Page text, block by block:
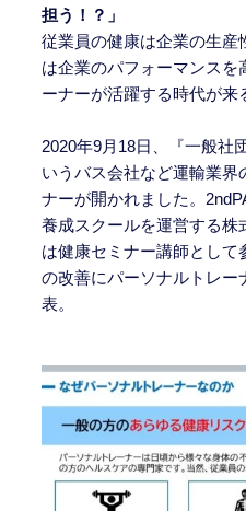
担う！？」
従業員の健康は企業の生産
は企業のパフォーマンスを
ーナーが活躍する時代が来
2020年9月18日、『一般社
いうバス会社など運輸業界
ナーが開かれました。
養成スクールを運営する株
は健康セミナー講師とし
の改善にパーソナルトレー
表。